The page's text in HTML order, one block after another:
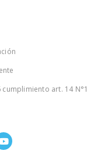
art. 14 N°1